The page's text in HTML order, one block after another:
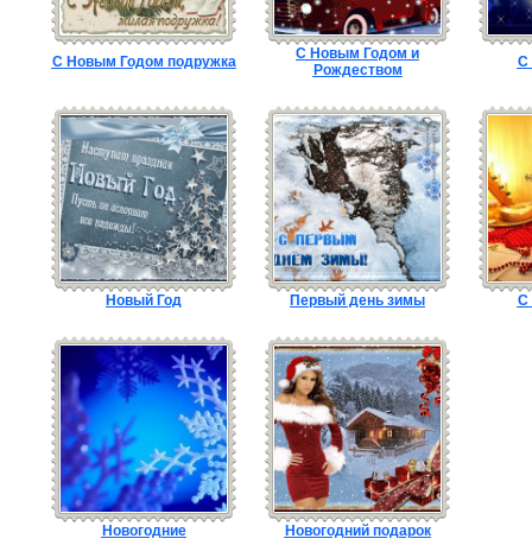
С Новым Годом подружка
С Новым Годом и
Рождеством
С
Новый Год Первый день зимы С
Новогодние Новогодний подарок